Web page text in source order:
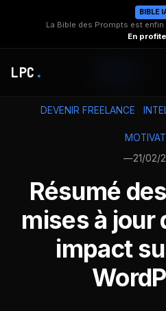
BIBLE
La Bible des Prompts est
En
LPC .
DEVENIR FREELANCE
—21/02/
Résumé
mises à jour
impact